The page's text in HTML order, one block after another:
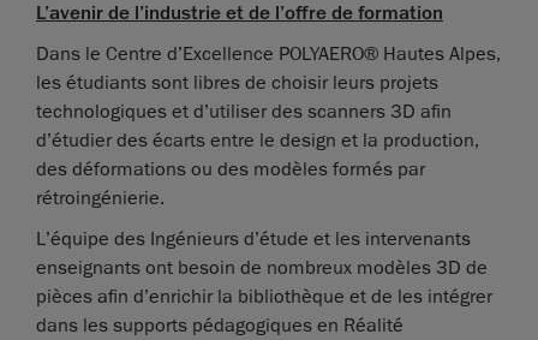
L’avenir de l’industrie et de l’offre de formation
Dans le Centre d’Excellence POLYAERO® Hautes Alpes,
les étudiants sont libres de choisir leurs projets
technologiques et d’utiliser des scanners 3D afin
d’étudier des écarts entre le design et la production,
des déformations ou des modèles formés par
rétroingénierie.
L’équipe des Ingénieurs d’étude et les intervenants
enseignants ont besoin de nombreux modèles 3D de
pièces afin d’enrichir la bibliothèque et de les intégrer
dans les supports pédagogiques en Réalité